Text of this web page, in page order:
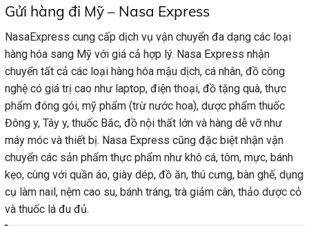
Gửi hàng đi Mỹ – Nasa Express
NasaExpress cung cấp dịch vụ vận chuyển đa dạng các loại
hàng hóa sang Mỹ với giá cả hợp lý. Nasa Express nhận
chuyển tất cả các loại hàng hóa mậu dịch, cá nhân, đồ công
nghệ có giá trị cao như laptop, điện thoại, đồ tặng quà, thực
phẩm đóng gói, mỹ phẩm (trừ nước hoa), dược phẩm thuốc
Đông y, Tây y, thuốc Bắc, đồ nội thất lớn và hàng dễ vỡ như
máy móc và thiết bị. Nasa Express cũng đặc biệt nhận vận
chuyển các sản phẩm thực phẩm như khô cá, tôm, mực, bánh
kẹo, cùng với quần áo, giày dép, đồ ăn, thú cưng, bàn ghế, dụng
cụ làm nail, nệm cao su, bánh tráng, trà giảm cân, thảo dược cỏ
và thuốc lá đu đủ.